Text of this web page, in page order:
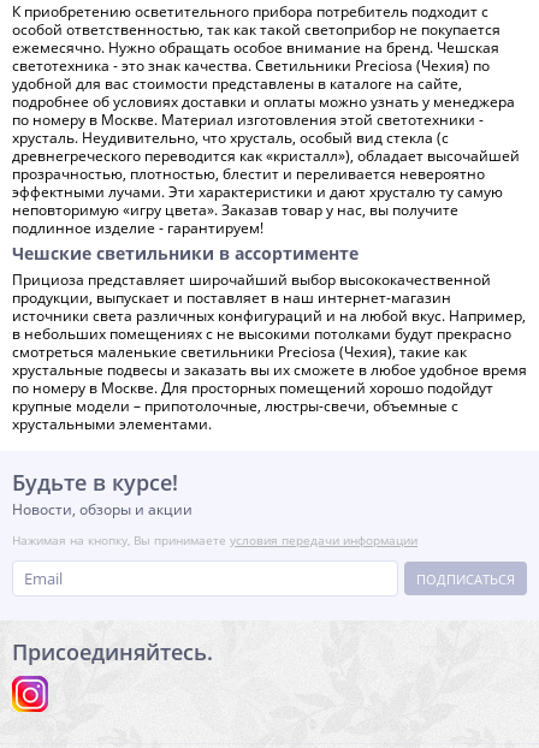
К приобретению осветительного прибора потребитель подходит с
особой ответственностью, так как такой светоприбор не покупается
ежемесячно. Нужно обращать особое внимание на бренд. Чешская
светотехника - это знак качества. Светильники Preciosa (Чехия) по
удобной для вас стоимости представлены в каталоге на сайте,
подробнее об условиях доставки и оплаты можно узнать у менеджера
по номеру в Москве. Материал изготовления этой светотехники -
хрусталь. Неудивительно, что хрусталь, особый вид стекла (с
древнегреческого переводится как «кристалл»), обладает высочайшей
прозрачностью, плотностью, блестит и переливается невероятно
эффектными лучами. Эти характеристики и дают хрусталю ту самую
неповторимую «игру цвета». Заказав товар у нас, вы получите
подлинное изделие - гарантируем!
Чешские светильники в ассортименте
Прициоза представляет широчайший выбор высококачественной
продукции, выпускает и поставляет в наш интернет-магазин
источники света различных конфигураций и на любой вкус. Например,
в небольших помещениях с не высокими потолками будут прекрасно
смотреться маленькие светильники Preciosa (Чехия), такие как
хрустальные подвесы и заказать вы их сможете в любое удобное время
по номеру в Москве. Для просторных помещений хорошо подойдут
крупные модели – припотолочные, люстры-свечи, объемные с
хрустальными элементами.
Будьте в курсе!
Новости, обзоры и акции
Нажимая на кнопку, Вы принимаете условия передачи информации
ПОДПИСАТЬСЯ
Присоединяйтесь.